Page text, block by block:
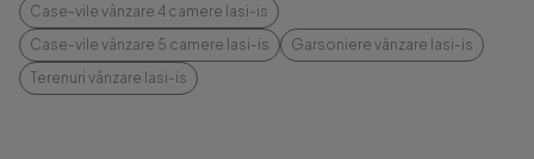
Case-vile vânzare 4 camere Iasi-is
Case-vile vânzare 5 camere Iasi-is
Garsoniere vânzare Iasi-is
Terenuri vânzare Iasi-is